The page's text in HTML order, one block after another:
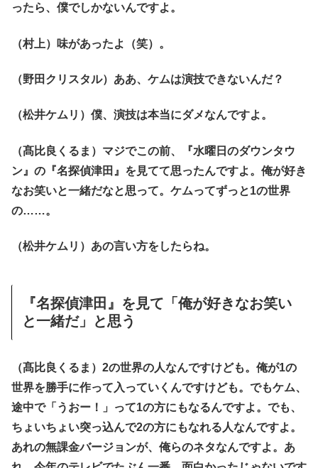
ったら、僕でしかないんですよ。
（村上）味があったよ（笑）。
（野田クリスタル）ああ、ケムは演技できないんだ？
（松井ケムリ）僕、演技は本当にダメなんですよ。
（髙比良くるま）マジでこの前、『水曜日のダウンタウ
ン』の『名探偵津田』を見てて思ったんですよ。俺が好き
なお笑いと一緒だなと思って。ケムってずっと1の世界
の……。
（松井ケムリ）あの言い方をしたらね。
『名探偵津田』を見て「俺が好きなお笑い
と一緒だ」と思う
（髙比良くるま）2の世界の人なんですけども。俺が1の
世界を勝手に作って入っていくんですけども。でもケム、
途中で「うおー！」って1の方にもなるんですよ。でも、
ちょいちょい突っ込んで2の方にもなれる人なんですよ。
あれの無課金バージョンが、俺らのネタなんですよ。あ